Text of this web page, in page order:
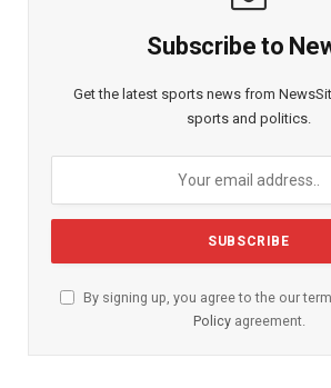
Subscribe to
Get the latest sports news from
sports and politics.
By signing up, you agree to the our
Policyagreement.